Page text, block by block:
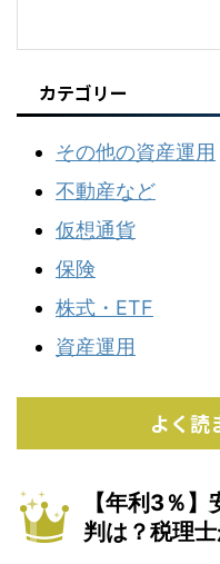
カテゴリー
その他の資産運用
不動産など
仮想通貨
保険
株式・ETF
資産運用
よく読
【年利3％
判は？税理